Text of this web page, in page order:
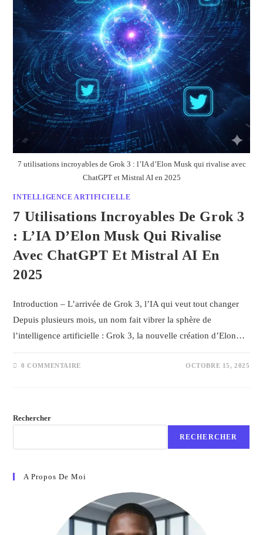
7 utilisations incroyables de Grok 3 : l’IA d’Elon Musk qui rivalise avec
ChatGPT et Mistral AI en 2025
INTELLIGENCE ARTIFICIELLE
7 Utilisations Incroyables De Grok 3
: L’IA D’Elon Musk Qui Rivalise
Avec ChatGPT Et Mistral AI En
2025
Introduction – L’arrivée de Grok 3, l’IA qui veut tout changer
Depuis plusieurs mois, un nom fait vibrer la sphère de
l’intelligence artificielle : Grok 3, la nouvelle création d’Elon…
0 COMMENTAIRE OCTOBRE 15, 2025
Rechercher
RECHERCHER
A Propos De Moi